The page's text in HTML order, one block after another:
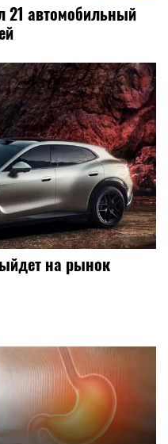
21 автомобильный
на рынок